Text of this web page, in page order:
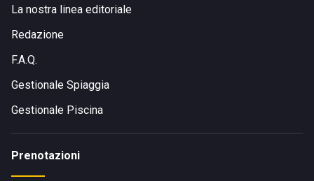
La nostra linea editoriale
Redazione
F.A.Q.
Gestionale Spiaggia
Gestionale Piscina
Prenotazioni